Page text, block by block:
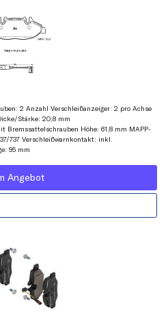
2 Anzahl Verschleißanzeiger: 2 pro Achse
Stärke: 20,8 mm
Bremssattelschrauben Höhe: 61,8 mm MAPP-
737 Verschleißwarnkontakt: inkl.
95 mm
Angebot